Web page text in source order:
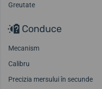
Greutate
Conduce
Mecanism
Calibru
Precizia mersului în secunde